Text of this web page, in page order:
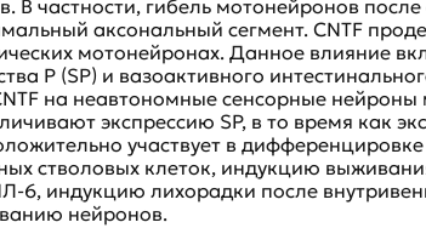
частности, гибель мотонейронов
аксональный сегмент. CNTF
мотонейронах. Данное влияние
Р (SP) и вазоактивного
на неавтономные сенсорные нейроны
экспрессию SP, в то время как
участвует в
стволовых клеток, индукцию
индукцию лихорадки после
нейронов.